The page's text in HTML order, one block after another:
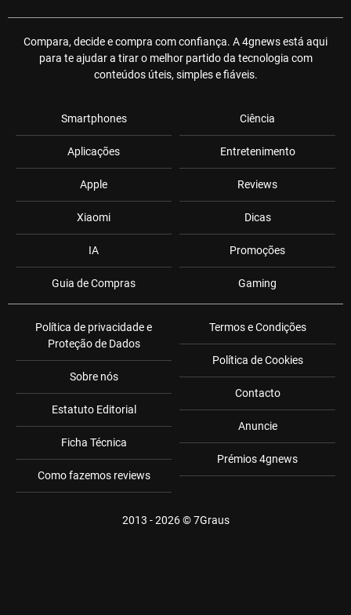
Compara, decide e compra com confiança. A 4gnews está aqui
para te ajudar a tirar o melhor partido da tecnologia com
conteúdos úteis, simples e fiáveis.
Smartphones
Aplicações
Apple
Xiaomi
IA
Guia de Compras
Ciência
Entretenimento
Reviews
Dicas
Promoções
Gaming
Política de privacidade e
Proteção de Dados
Sobre nós
Estatuto Editorial
Ficha Técnica
Como fazemos reviews
Termos e Condições
Política de Cookies
Contacto
Anuncie
Prémios 4gnews
2013 - 2026 ©7Graus